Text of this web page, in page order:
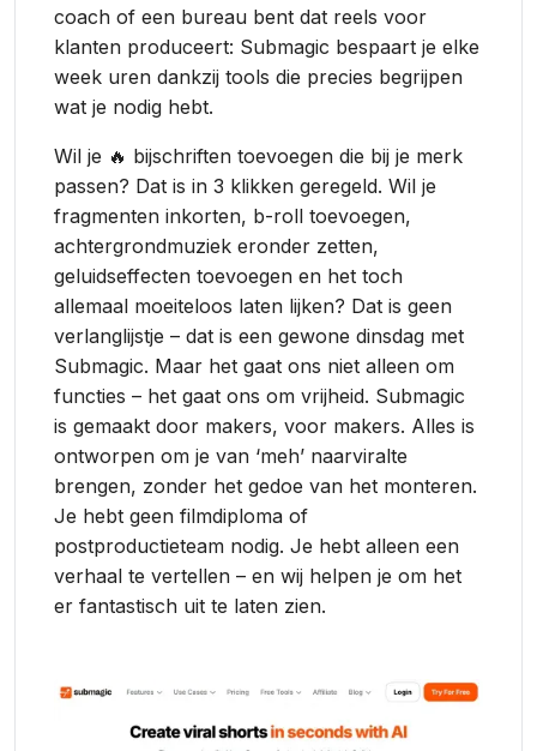
coach of een bureau bent dat reels voor
klanten produceert: Submagic bespaart je elke
week uren dankzij tools die precies begrijpen
wat je nodig hebt.
Wil je 🔥 bijschriften toevoegen die bij je merk
passen? Dat is in 3 klikken geregeld. Wil je
fragmenten inkorten, b-roll toevoegen,
achtergrondmuziek eronder zetten,
geluidseffecten toevoegen en het toch
allemaal moeiteloos laten lijken? Dat is geen
verlanglijstje – dat is een gewone dinsdag met
Submagic. Maar het gaat ons niet alleen om
functies – het gaat ons om vrijheid. Submagic
is gemaakt door makers, voor makers. Alles is
ontworpen om je van ‘meh’ naarviralte
brengen, zonder het gedoe van het monteren.
Je hebt geen filmdiploma of
postproductieteam nodig. Je hebt alleen een
verhaal te vertellen – en wij helpen je om het
er fantastisch uit te laten zien.